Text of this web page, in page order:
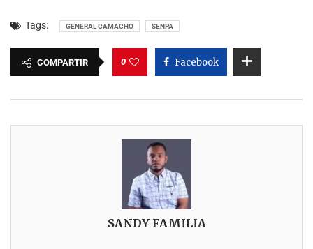
Tags: GENERAL CAMACHO SENPA
COMPARTIR 0 Facebook
SANDY FAMILIA